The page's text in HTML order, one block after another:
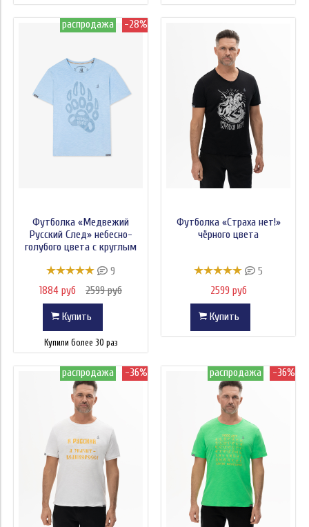
распродажа -28%
Футболка «Медвежий
Русский След» небесно-
голубого цвета с круглым
9
1884 руб
2599 руб
Купить
Купили более 30 раз
Футболка «Страха нет!»
чёрного цвета
5
2599 руб
Купить
распродажа -36% распродажа -36%